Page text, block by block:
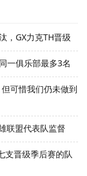
，GX力克TH晋级
一俱乐部最多3名
可惜我们仍未做到
联盟代表队监督
支晋级季后赛的队